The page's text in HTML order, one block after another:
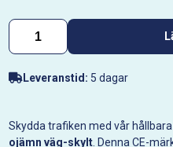
Leveranstid: 5 dagar
Skydda trafiken med vår
ojämn väg-skylt . Denna CE-